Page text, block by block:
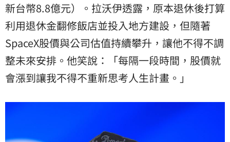
新台幣8.8億元）。拉沃伊透露，原本退休後打算
利用退休金翻修飯店並投入地方建設，但隨著
SpaceX股價與公司估值持續攀升，讓他不得不調
整未來安排。他笑說：「每隔一段時間，股價就
會漲到讓我不得不重新思考人生計畫。」